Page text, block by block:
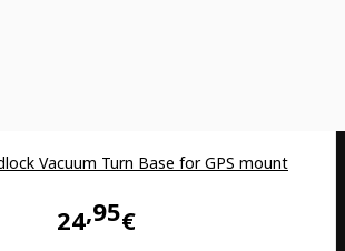
Vacuum Turn Base for GPS mount
24 95€